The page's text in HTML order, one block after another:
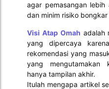
agar pemasangan lebih
dan minim risiko bongkar
Visi Atap Omah adalah
yang dipercaya
rekomendasi yang
yang mengutamakan
hanya tampilan akhir.
Itulah mengapa artikel